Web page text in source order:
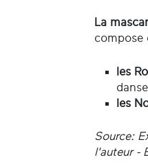
La
compose
les
les
Source:
l'auteur -